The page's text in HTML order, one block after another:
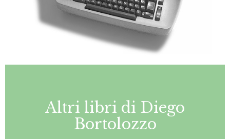
Altri libri di Diego
Bortolozzo